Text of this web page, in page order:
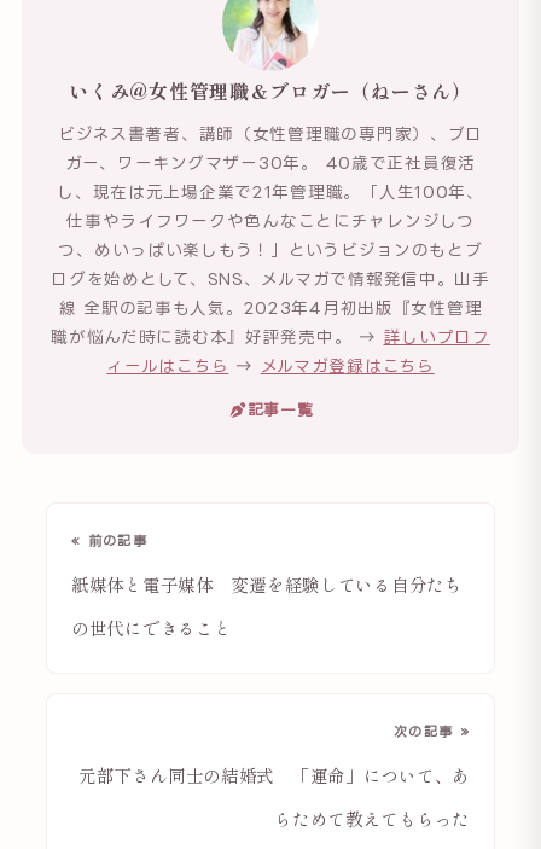
いくみ@女性管理職＆ブロガー（ねーさん）
ビジネス書著者、講師（女性管理職の専門家）、ブロ
ガー、ワーキングマザー30年。 40歳で正社員復活
し、現在は元上場企業で21年管理職。「人生100年、
仕事やライフワークや色んなことにチャレンジしつ
つ、めいっぱい楽しもう！」というビジョンのもとブ
ログを始めとして、SNS、メルマガで情報発信中。山手
線 全駅の記事も人気。2023年4月初出版『女性管理
職が悩んだ時に読む本』好評発売中。 → 詳しいプロフ
ィールはこちら → メルマガ登録はこちら
記事一覧
« 前の記事
紙媒体と電子媒体 変遷を経験している自分たち
の世代にできること
次の記事 »
元部下さん同士の結婚式 「運命」について、あ
らためて教えてもらった